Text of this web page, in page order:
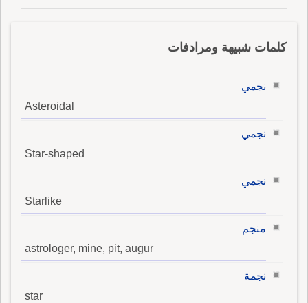
كلمات شبيهة ومرادفات
نجمي
Asteroidal
نجمي
Star-shaped
نجمي
Starlike
منجم
astrologer, mine, pit, augur
نجمة
star